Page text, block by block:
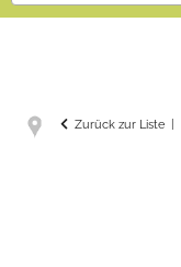
Zurück zur Liste